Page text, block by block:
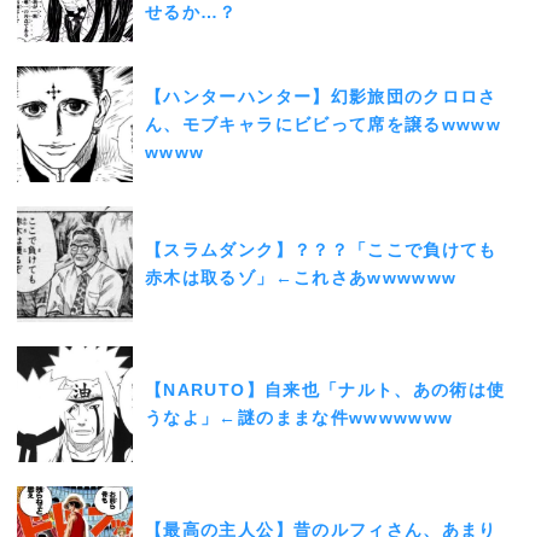
せるか…？
【ハンターハンター】幻影旅団のクロロさ
ん、モブキャラにビビって席を譲るwwww
wwww
【スラムダンク】？？？「ここで負けても
赤木は取るゾ」←これさあwwwwww
【NARUTO】自来也「ナルト、あの術は使
うなよ」←謎のままな件wwwwwww
【最高の主人公】昔のルフィさん、あまり